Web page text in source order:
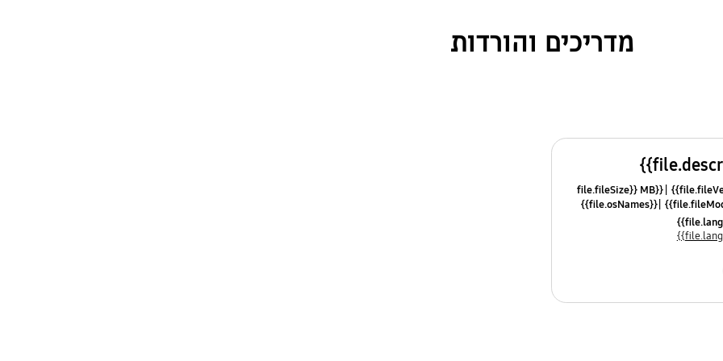
מדריכים והורדות
{{file.fileSize}} MB
{{file.osNames}}